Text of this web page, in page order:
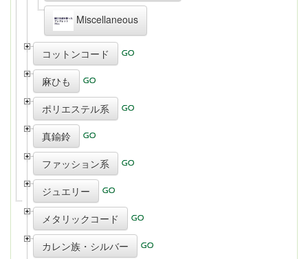
Miscellaneous
コットンコード
麻ひも
ポリエステル系
真鍮鈴
ファッション系
ジュエリー
メタリックコード
カレン族・シルバー